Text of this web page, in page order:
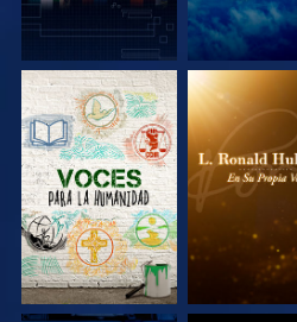
EXPLORA LAS
SERIES
EXPLORA LAS
SERIES